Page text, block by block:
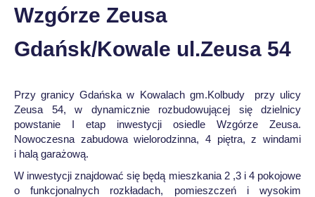
Wzgórze Zeusa
Gdańsk/Kowale ul.Zeusa 54
Przy granicy Gdańska w Kowalach gm.Kolbudy przy ulicy
Zeusa 54, w dynamicznie rozbudowującej się dzielnicy
powstanie I etap inwestycji osiedle Wzgórze Zeusa.
Nowoczesna zabudowa wielorodzinna, 4 piętra, z windami
i halą garażową.
W inwestycji znajdować się będą mieszkania 2 ,3 i 4 pokojowe
o funkcjonalnych rozkładach, pomieszczeń i wysokim